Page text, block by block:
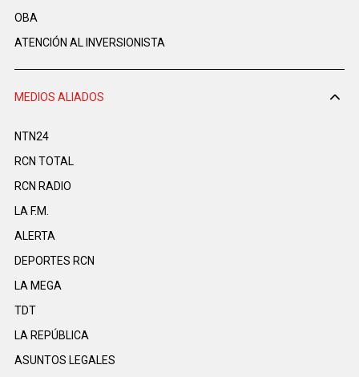
OBA
ATENCIÓN AL INVERSIONISTA
MEDIOS ALIADOS
NTN24
RCN TOTAL
RCN RADIO
LA F.M.
ALERTA
DEPORTES RCN
LA MEGA
TDT
LA REPÚBLICA
ASUNTOS LEGALES